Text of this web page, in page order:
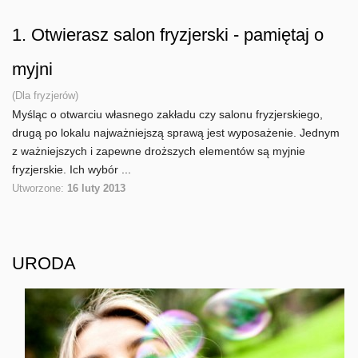
1. Otwierasz salon fryzjerski - pamiętaj o
myjni
(Dla fryzjerów)
Myśląc o otwarciu własnego zakładu czy salonu fryzjerskiego,
drugą po lokalu najważniejszą sprawą jest wyposażenie. Jednym
z ważniejszych i zapewne droższych elementów są myjnie
fryzjerskie. Ich wybór ...
Utworzone: 16 luty 2013
URODA